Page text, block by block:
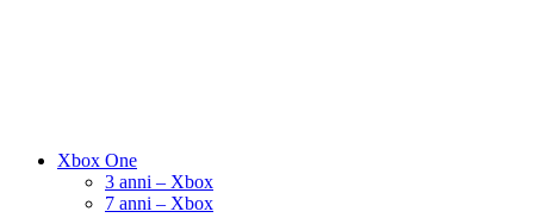
Xbox One
3 anni – Xbox
7 anni – Xbox